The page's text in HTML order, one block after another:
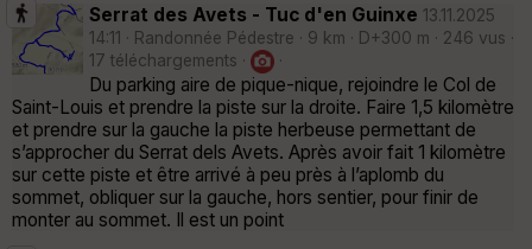
Serrat des Avets - Tuc d'en Guinxe 13.11.2025
14:11 · Randonnée Pédestre · 9 km · D+300 m · 246 vus ·
17 téléchargements ·
·
Du parking aire de pique-nique, rejoindre le Col de
Saint-Louis et prendre la piste sur la droite. Faire 1,5 kilomètre
et prendre sur la gauche la piste herbeuse permettant de
s’approcher du Serrat dels Avets. Après avoir fait 1 kilomètre
sur cette piste et être arrivé à peu près à l’aplomb du
sommet, obliquer sur la gauche, hors sentier, pour finir de
monter au sommet. Il est un point